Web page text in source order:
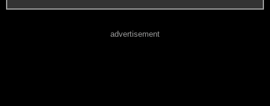
advertisement